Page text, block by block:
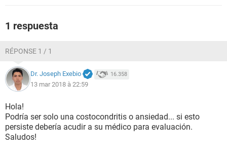
1 respuesta
RÉPONSE 1 / 1
Dr. Joseph Exebio 16.358
13 mar 2018 à 22:59
Hola!
Podría ser solo una costocondritis o ansiedad... si esto
persiste debería acudir a su médico para evaluación.
Saludos!